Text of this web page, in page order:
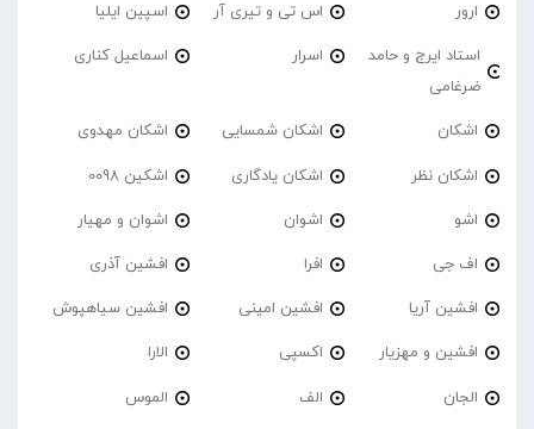
ارور اس تی و تیری آر اسپین ایلیا
استاد ایرج و حامد
ضرغامی
اسرار اسماعیل کناری
اشکان اشکان شمسایی اشکان مهدوی
اشکان نظر اشکان یادگاری اشکین 0098
اشو اشوان اشوان و مهیار
اف جی افرا افشین آذری
افشین آریا افشین امینی افشین سیاهپوش
افشین و مهزیار اکسپی الارا
الجان الف الموس